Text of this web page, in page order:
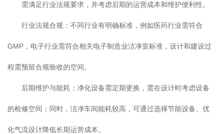
需满足行业法规要求，并考虑后期的运营成本和维护便利性。
行业法规合规：不同行业有明确标准，例如医药行业需符合
GMP，电子行业需符合相关电子制造业洁净室标准，设计和建设过
程需预留合规验收的空间。
后期维护与能耗：净化设备需定期更换，需在设计时考虑设备
的检修空间；同时，洁净车间能耗较高，可通过选择节能设备、优
化气流设计降低长期运营成本。